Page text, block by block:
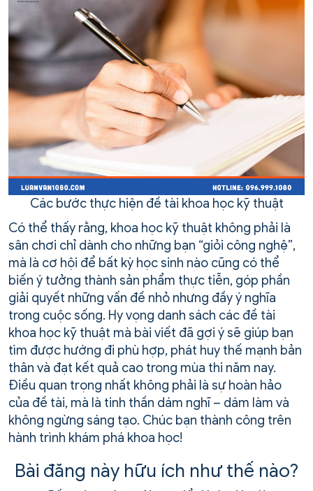
Các bước thực hiện đề tài khoa học kỹ thuật
Có thể thấy rằng, khoa học kỹ thuật không phải là
sân chơi chỉ dành cho những bạn “giỏi công nghệ”,
mà là cơ hội để bất kỳ học sinh nào cũng có thể
biến ý tưởng thành sản phẩm thực tiễn, góp phần
giải quyết những vấn đề nhỏ nhưng đầy ý nghĩa
trong cuộc sống. Hy vọng danh sách các đề tài
khoa học kỹ thuật mà bài viết đã gợi ý sẽ giúp bạn
tìm được hướng đi phù hợp, phát huy thế mạnh bản
thân và đạt kết quả cao trong mùa thi năm nay.
Điều quan trọng nhất không phải là sự hoàn hảo
của đề tài, mà là tinh thần dám nghĩ – dám làm và
không ngừng sáng tạo. Chúc bạn thành công trên
hành trình khám phá khoa học!
Bài đăng này hữu ích như thế nào?